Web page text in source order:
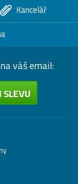
Kancelář
váš email:
SLEVU